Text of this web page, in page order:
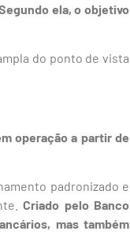
ela, o objetivo
do ponto de vista
operação a partir de
padronizado e
Criado pelo Banco
mas também